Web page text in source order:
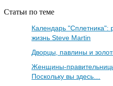
Статьи по теме
Календарь "Сплетника":
жизнь Steve Martin
Дворцы, павлины и
Женщины-
Поскольку вы здесь…